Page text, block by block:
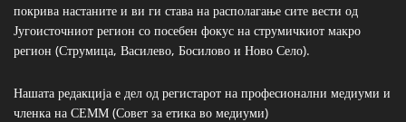
покрива настаните и ви ги става на располагање сите вести од
Југоисточниот регион со посебен фокус на струмичкиот макро
регион (Струмица, Василево, Босилово и Ново Село).
Нашата редакција е дел од регистарот на професионални медиуми и
членка на СЕММ (Совет за етика во медиуми)